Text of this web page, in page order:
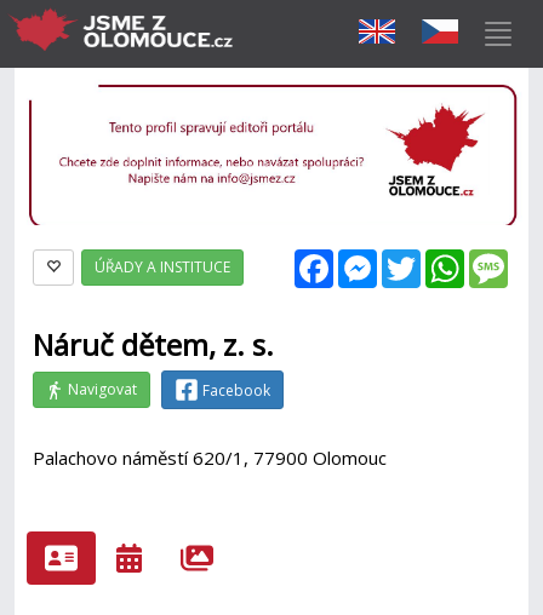
FacebookMessenger
Twitter
ÚŘADY A INSTITUCE
Náruč dětem, z. s.
Navigovat Facebook
Palachovo náměstí 620/1, 77900 Olomouc